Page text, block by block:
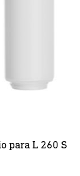
para L 260 S